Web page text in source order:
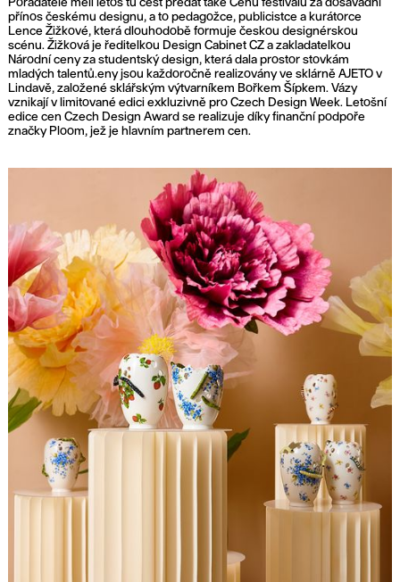
Pořadatelé měli letos tu čest předat také Cenu festivalu za dosavadní
přínos českému designu, a to pedagožce, publicistce a kurátorce
Lence Žižkové, která dlouhodobě formuje českou designérskou
scénu. Žižková je ředitelkou Design Cabinet CZ a zakladatelkou
Národní ceny za studentský design, která dala prostor stovkám
mladých talentů.eny jsou každoročně realizovány ve sklárně AJETO v
Lindavě, založené sklářským výtvarníkem Bořkem Šípkem. Vázy
vznikají v limitované edici exkluzivně pro Czech Design Week. Letošní
edice cen Czech Design Award se realizuje díky finanční podpoře
značky Ploom, jež je hlavním partnerem cen.